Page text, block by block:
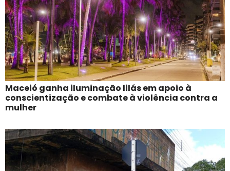
Maceió ganha iluminação lilás em apoio à
conscientização e combate à violência contra a
mulher